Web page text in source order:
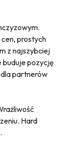
prostych
z najszybciej
buduje pozycję
partnerów
Hard